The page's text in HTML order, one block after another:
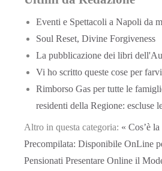
Eventi e Spettacoli a Napoli da
Soul Reset, Divine Forgiveness
La pubblicazione dei libri
Vi ho scritto queste cose per
Rimborso Gas per tutte le
residenti della Regione: escluse
Altro in questa categoria: « Cos’è
Precompilata: Disponibile OnLine
Pensionati Presentare Online il